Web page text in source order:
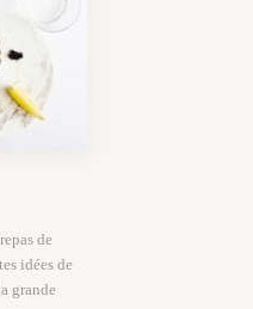
de
idées de
grande